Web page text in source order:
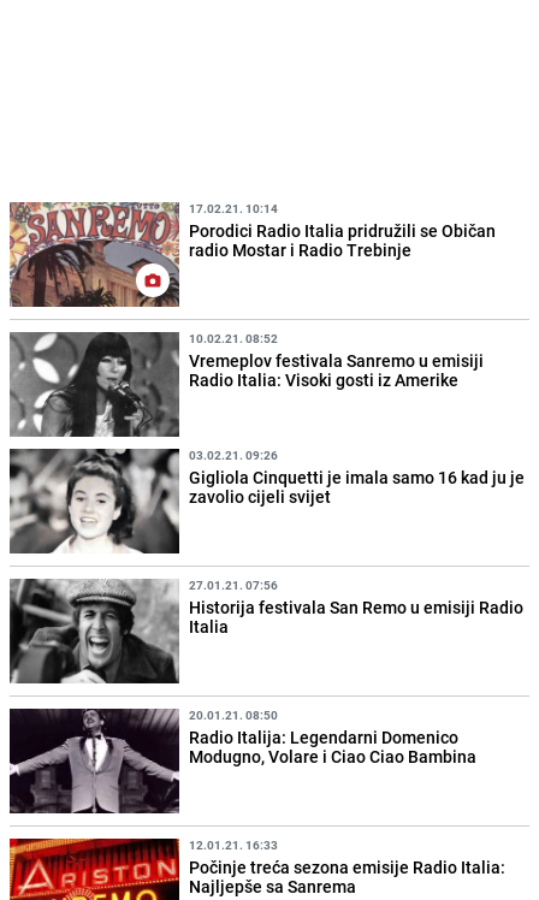
17.02.21. 10:14
Porodici Radio Italia pridružili se Običan
radio Mostar i Radio Trebinje
10.02.21. 08:52
Vremeplov festivala Sanremo u emisiji
Radio Italia: Visoki gosti iz Amerike
03.02.21. 09:26
Gigliola Cinquetti je imala samo 16 kad ju je
zavolio cijeli svijet
27.01.21. 07:56
Historija festivala San Remo u emisiji Radio
Italia
20.01.21. 08:50
Radio Italija: Legendarni Domenico
Modugno, Volare i Ciao Ciao Bambina
12.01.21. 16:33
Počinje treća sezona emisije Radio Italia:
Najljepše sa Sanrema